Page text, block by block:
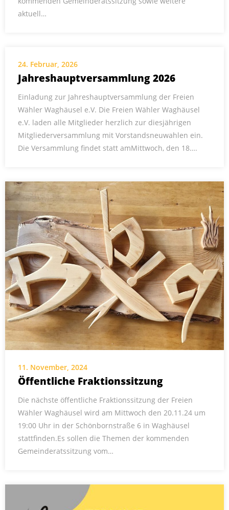
aktuell…
24. Februar, 2026
Jahreshauptversammlung 2026
Einladung zur Jahreshauptversammlung der Freien
Wähler Waghäusel e.V. Die Freien Wähler Waghäusel
e.V. laden alle Mitglieder herzlich zur diesjährigen
Mitgliederversammlung mit Vorstandsneuwahlen ein.
Die Versammlung findet statt amMittwoch, den 18….
11. November, 2024
Öffentliche Fraktionssitzung
Die nächste öffentliche Fraktionssitzung der Freien
Wähler Waghäusel wird am Mittwoch den 20.11.24 um
19:00 Uhr in der Schönbornstraße 6 in Waghäusel
stattfinden.Es sollen die Themen der kommenden
Gemeinderatssitzung vom…